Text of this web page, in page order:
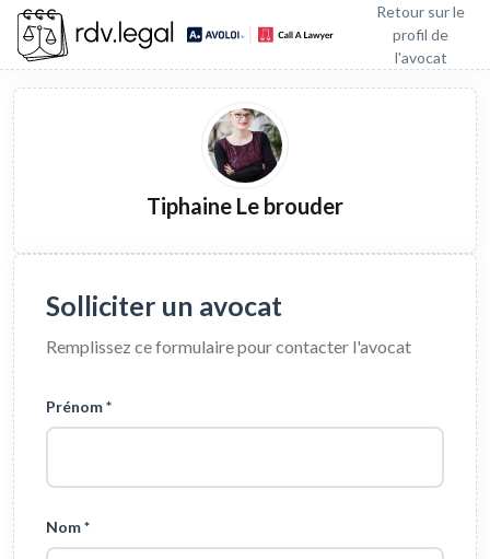
Retour sur le
profil de
l'avocat
Solliciter un avocat
Remplissez ce formulaire pour contacter l'avocat
Prénom *
Nom *
Tiphaine Le brouder